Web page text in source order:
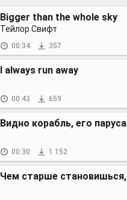
Bigger than the whole sky
Тейлор Свифт
00:34 357
I always run away
00:43 659
Видно корабль, его паруса
00:30 1 152